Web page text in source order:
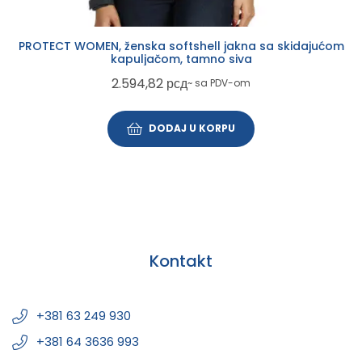
PROTECT WOMEN, ženska softshell jakna sa skidajućom
kapuljačom, tamno siva
2.594,82 рсд~ sa PDV-om
DODAJ U KORPU
Kontakt
+381 63 249 930
+381 64 3636 993